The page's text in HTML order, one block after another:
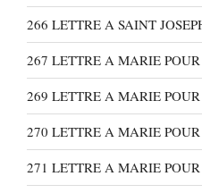
266 LETTRE A SAINT
267 LETTRE A MARIE
269 LETTRE A MARIE
270 LETTRE A MARIE
271 LETTRE A MARIE